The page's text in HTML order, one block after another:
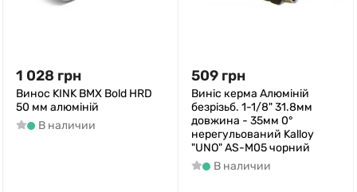
1 028 грн
Винос KINK BMX Bold HRD
50 мм алюміній
В наличии
509 грн
Виніс керма Алюмiнiй
безрізьб. 1-1/8" 31.8мм
довжина - 35мм 0°
нерегульований Kalloy
"UNO" AS-M05 чорний
В наличии